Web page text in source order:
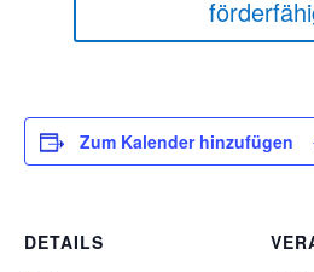
Zum Kalender hinzufügen
DETAILS